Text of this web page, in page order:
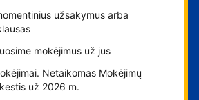
užsakymus arba
mokėjimus už jus
Netaikomas Mokėjimų
už 2026 m.